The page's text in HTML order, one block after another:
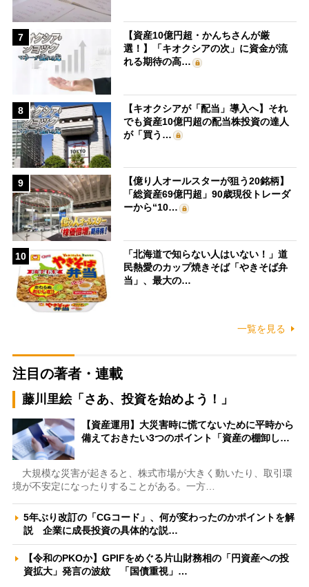
7
【資産10億円超・かんちさんが厳
選！】「キオクシアの次」に資金が流
れる期待の高…
8
【キオクシアが「配当」導入へ】それ
でも資産10億円超の配当株投資の達人
が「買う…
9
【億り人オールスターが狙う20銘柄】
「総資産69億円超」90歳現役トレーダ
ーから“10…
10
「北海道で知らない人はいない！」道
民熱愛のカップ焼きそば「やきそば弁
当」、最大の…
一覧を見る
注目の著者・連載
藤川里絵「さあ、投資を始めよう！」
【資産運用】大災害時に慌てないために平時から
備えておきたい3つのポイント「資産の棚卸し…
大規模な災害が起きると、株式市場が大きく動いたり、取引環
境が不安定になったりすることがある。一方…
5年ぶり改訂の「CGコード」、何が変わったのかポイントを解
説 企業に成長投資の具体的な説…
【令和のPKOか】GPIFをめぐる片山財務相の「円資産への投
資拡大」発言の波紋 「国債重視」…